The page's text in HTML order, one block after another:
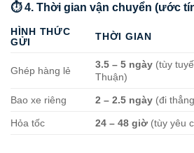
⏱️ 4. Thời gian vận chuyển (ước
HÌNH THỨC
GỬI
THỜI GIAN
Ghép hàng lẻ
3.5 – 5 ngày (tùy
Thuận)
Bao xe riêng 2 – 2.5 ngày (đi
Hỏa tốc 24 – 48 giờ (tùy yêu